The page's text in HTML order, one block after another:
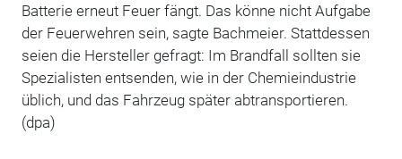
Batterie erneut Feuer fängt. Das könne nicht Aufgabe
der Feuerwehren sein, sagte Bachmeier. Stattdessen
seien die Hersteller gefragt: Im Brandfall sollten sie
Spezialisten entsenden, wie in der Chemieindustrie
üblich, und das Fahrzeug später abtransportieren.
(dpa)